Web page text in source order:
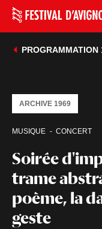
PROGRAMMATION
Soirée
trame
poème, la
geste
MUSIQUE CONCERT
ARCHIVE 1969